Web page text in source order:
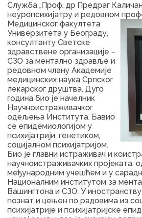
Служба „Проф. др Предраг
неуропсихијатру и редовном
Медицинског факултета
Универзитета у Београду,
консултанту Светске
здравствене организације –
СЗО за ментално здравље и
редовном члану Академије
медицинских наука Српског
лекарског друштва. Дуго
година био је начелник
Научноистраживачког
одељења Института. Бавио
се епидемиологијом у
психијатрији, генетиком,
социјалном психијатријом.
Био је главни истраживач и
научноистраживачких пројеката,
међународним учешћем и у
Националним институтом за
Вашингтона и СЗО. У
познат и цењен по радовима из
психијатрије и психијатријске